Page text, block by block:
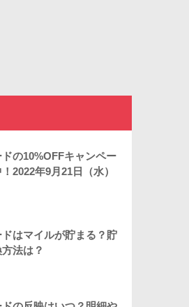
の10%OFFキャンペー
2022年9月21日（水）
はマイルが貯まる？貯
法は？